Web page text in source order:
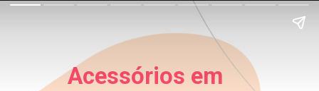
Acessórios em